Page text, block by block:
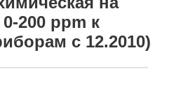
200 ppm к
с 12.2010)